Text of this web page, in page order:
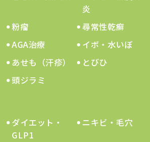
炎
粉瘤
尋常性乾癬
AGA治療
イボ・水いぼ
あせも（汗疹）
とびひ
頭ジラミ
ダイエット・
GLP1
ニキビ・毛穴